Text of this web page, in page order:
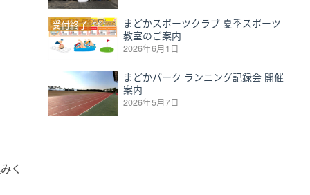
く
受付終了
まどかスポーツクラブ 夏季スポーツ
教室のご案内
2026年6月1日
まどかパーク ランニング記録会 開催
案内
2026年5月7日